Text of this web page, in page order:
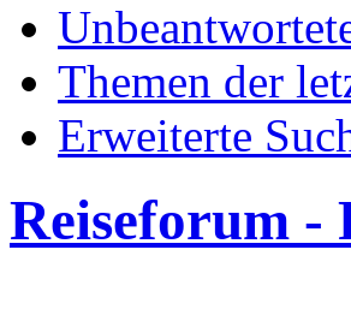
Themen der
Erweiterte
Reiseforum -